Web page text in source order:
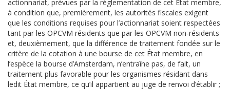
actionnariat, prévues par la réglementation de cet État membre,
à condition que, premièrement, les autorités fiscales exigent
que les conditions requises pour l’actionnariat soient respectées
tant par les OPCVM résidents que par les OPCVM non‑résidents
et, deuxièmement, que la différence de traitement fondée sur le
critère de la cotation à une bourse de cet État membre, en
l’espèce la bourse d’Amsterdam, n’entraîne pas, de fait, un
traitement plus favorable pour les organismes résidant dans
ledit État membre, ce qu’il appartient au juge de renvoi d’établir ;